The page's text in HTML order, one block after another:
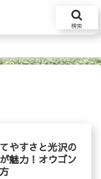
やすさと光沢の
魅力！オウゴン
検索